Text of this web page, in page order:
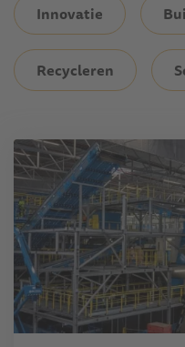
Innovatie
Recycleren